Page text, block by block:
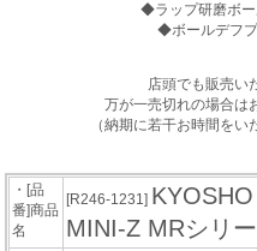
◆ラップ研磨ボー
◆ボールデフプ
店頭でも販売い
万が一売切れの場合は
（納期に若干お時間をい
・[品
番]商品
名
[R246-1231]
MINI-Z MRシリ